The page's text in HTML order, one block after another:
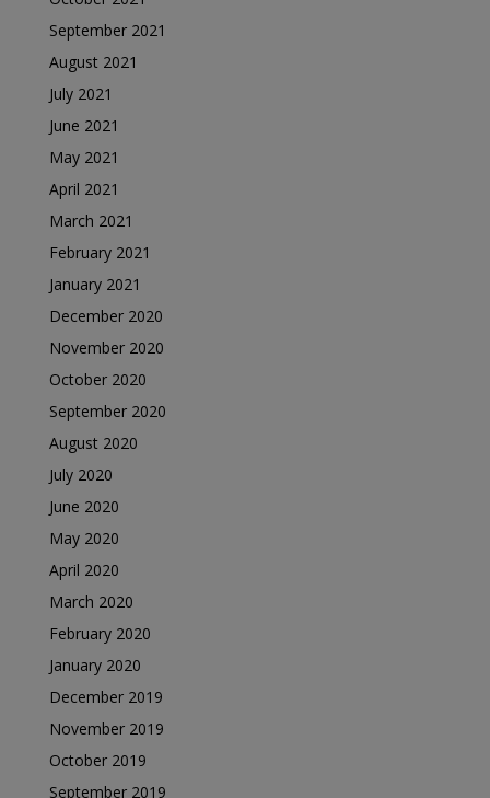
September 2021
August 2021
July 2021
June 2021
May 2021
April 2021
March 2021
February 2021
January 2021
December 2020
November 2020
October 2020
September 2020
August 2020
July 2020
June 2020
May 2020
April 2020
March 2020
February 2020
January 2020
December 2019
November 2019
October 2019
September 2019